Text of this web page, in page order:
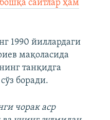
сайтлар ҳам
1990 йиллардаги
мақоласида
танқидга
боради.
чорак аср